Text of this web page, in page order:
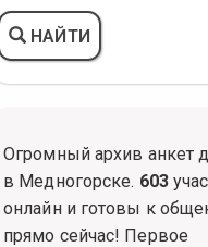
НАЙТИ
Огромный архив анкет
в Медногорске. 603
онлайн и готовы к
прямо сейчас! Первое